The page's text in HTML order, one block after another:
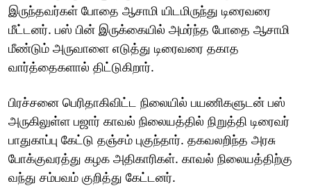
இருந்தவர்கள் போதை ஆசாமி யிடமிருந்து டிரைவரை
மீட்டனர். பஸ் பின் இருக்கையில் அமர்ந்த போதை ஆசாமி
மீண்டும் அருவாளை எடுத்து டிரைவரை தகாத
வார்த்தைகளால் திட்டுகிறார்.
பிரச்சனை பெரிதாகிவிட்ட நிலையில் பயணிகளுடன் பஸ்
அருகிலுள்ள பஜார் காவல் நிலையத்தில் நிறுத்தி டிரைவர்
பாதுகாப்பு கேட்டு தஞ்சம் புகுந்தார். தகவலறிந்த அரசு
போக்குவரத்து கழக அதிகாரிகள். காவல் நிலையத்திற்கு
வந்து சம்பவம் குறித்து கேட்டனர்.